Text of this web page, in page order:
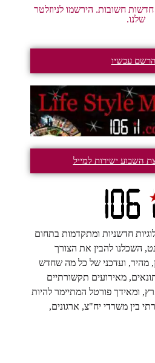
חשובות. הירשמו לניוזלטר
שלנו.
עכשיו
השבוע ישירות למייל
חדשניות ומתקדמות בתחום
השכלנו להבין את הצורך
מהיר, ועדכני של כל מה שחדש
מאירועים תקשורתיים
ומאידך פורטל המתיימר להיות
בין משרדי יח"צ, ארגונים,